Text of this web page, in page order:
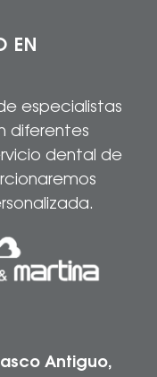
EN
especialistas
diferentes
dental de
Antiguo,